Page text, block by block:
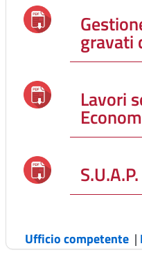
gravati
Lavori
Ufficio competente |